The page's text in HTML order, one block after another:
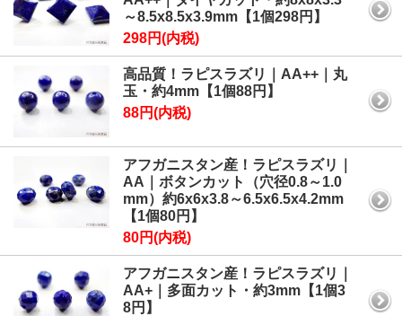
～8.5x8.5x3.9mm【1個298円】
298円(内税)
高品質！ラピスラズリ｜AA++｜丸
玉・約4mm【1個88円】
88円(内税)
アフガニスタン産！ラピスラズリ｜
AA｜ボタンカット（穴径0.8～1.0
mm）約6x6x3.8～6.5x6.5x4.2mm
【1個80円】
80円(内税)
アフガニスタン産！ラピスラズリ｜
AA+｜多面カット・約3mm【1個3
8円】